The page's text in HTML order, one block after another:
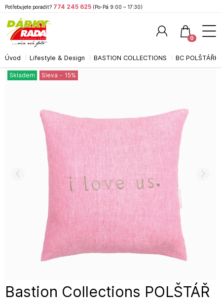
Úvod Lifestyle & Design BASTION COLLECTIONS BC
Bastion Collections POLŠTÁŘ
Skladem Sleva - 15%
Potřebujete poradit? 774 245 625 (Po-Pá 9:00 – 17:30)
0